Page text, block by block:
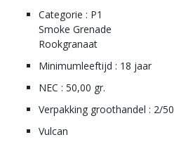
Categorie : P1
Smoke Grenade
Rookgranaat
Minimumleeftijd : 18 jaar
NEC : 50,00 gr.
Verpakking groothandel : 2/50
Vulcan